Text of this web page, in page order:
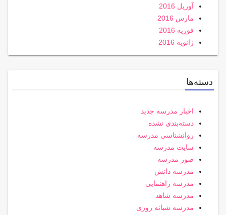
آوریل 2016
مارس 2016
فوریه 2016
ژانویه 2016
دسته‌ها
اخبار مدرسه جدید
دسته‌بندی نشده
روانشناسی مدرسه
سایت مدرسه
صور مدرسه
مدرسه دانش
مدرسه راهنمایی
مدرسه شاهد
مدرسه شبانه روزی